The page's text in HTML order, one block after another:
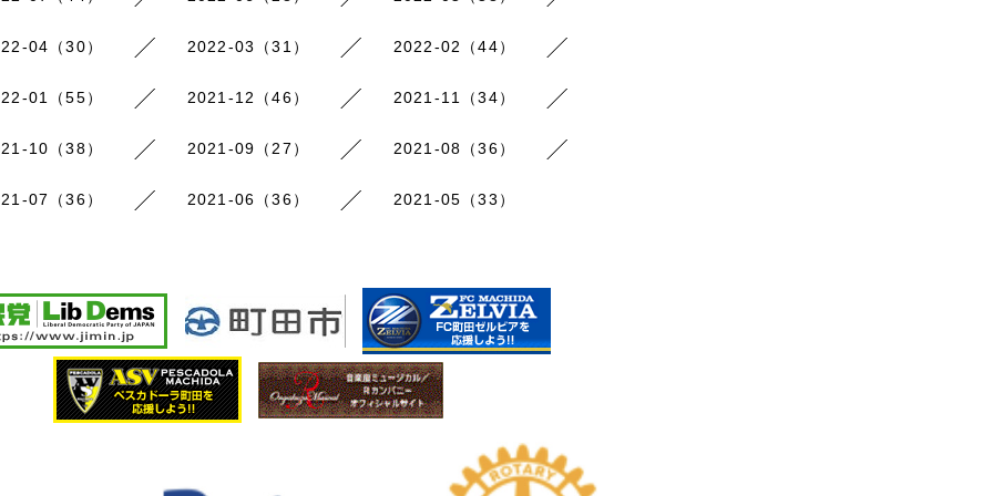
04（30） 2022-03（31） 2022-02（44）
01（55） 2021-12（46） 2021-11（34）
10（38） 2021-09（27） 2021-08（36）
07（36） 2021-06（36） 2021-05（33）